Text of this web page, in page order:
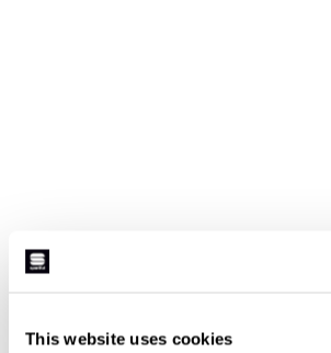
This website uses cookies